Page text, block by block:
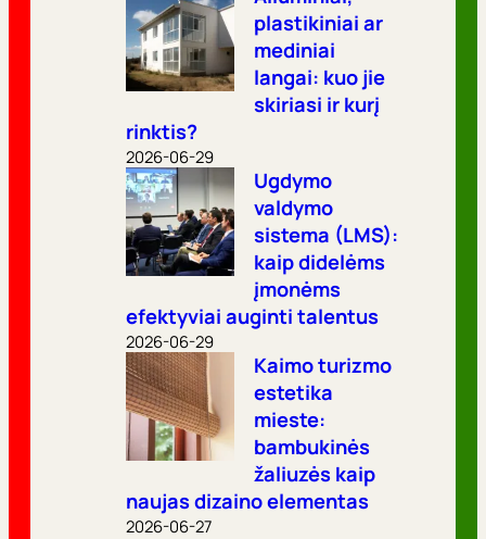
plastikiniai ar
mediniai
langai: kuo jie
skiriasi ir kurį
rinktis?
2026-06-29
Ugdymo
valdymo
sistema (LMS):
kaip didelėms
įmonėms
efektyviai auginti talentus
2026-06-29
Kaimo turizmo
estetika
mieste:
bambukinės
žaliuzės kaip
naujas dizaino elementas
2026-06-27